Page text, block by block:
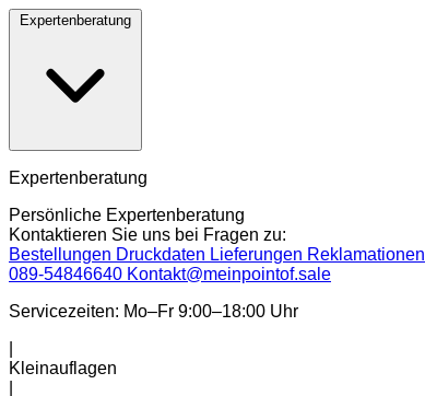
Expertenberatung
Expertenberatung
Persönliche Expertenberatung
Kontaktieren Sie uns bei Fragen zu:
Bestellungen Druckdaten Lieferungen Reklamationen
089-54846640 Kontakt@meinpointof.sale
Servicezeiten: Mo–Fr 9:00–18:00 Uhr
Kleinauflagen